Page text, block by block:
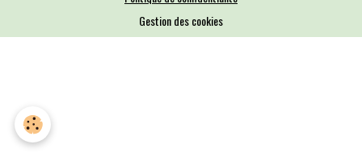
Gestion des cookies